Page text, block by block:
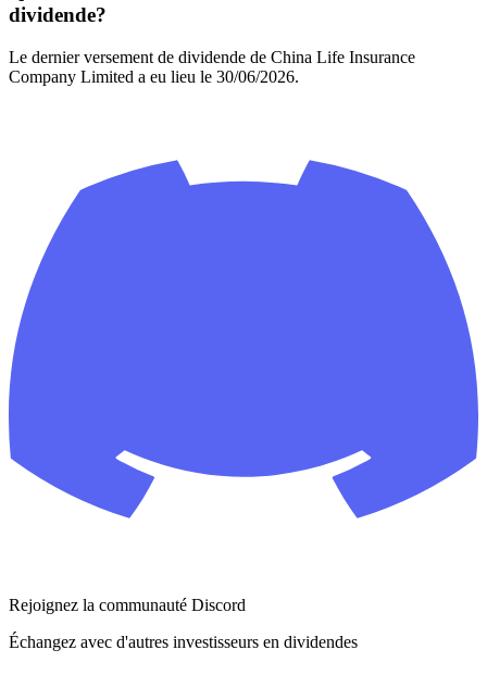
dividende?
Le dernier versement de dividende de China Life Insurance
Company Limited a eu lieu le 30/06/2026.
Rejoignez la communauté Discord
Échangez avec d'autres investisseurs en dividendes